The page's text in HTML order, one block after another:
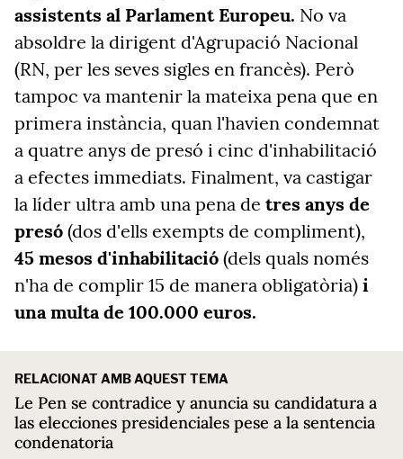
assistents al Parlament Europeu. No va
absoldre la dirigent d'Agrupació Nacional
(RN, per les seves sigles en francès). Però
tampoc va mantenir la mateixa pena que en
primera instància, quan l'havien condemnat
a quatre anys de presó i cinc d'inhabilitació
a efectes immediats. Finalment, va castigar
la líder ultra amb una pena de tres anys de
presó (dos d'ells exempts de compliment),
45 mesos d'inhabilitació (dels quals només
n'ha de complir 15 de manera obligatòria) i
una multa de 100.000 euros.
RELACIONAT AMB AQUEST TEMA
Le Pen se contradice y anuncia su candidatura a
las elecciones presidenciales pese a la sentencia
condenatoria